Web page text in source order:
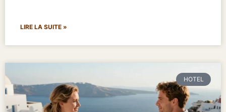
LIRE LA SUITE »
HOTEL